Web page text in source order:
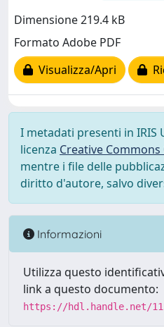
Dimensione 219.4 kB
Formato Adobe PDF
Visualizza/Apri
I metadati presenti in IRIS
licenza Creative Commons
mentre i file delle
diritto d'autore, salvo
Informazioni
Utilizza questo
link a questo documento:
https://hdl.handle.net/